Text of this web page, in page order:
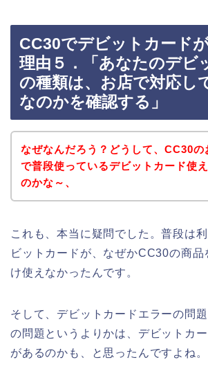
CC30でデビットカード
理由５．「あなたのデビ
の種類は、お店で対応し
なのかを確認する」
なぜなんだろう？どうして、CC30の
で普段使っているデビットカード使
のかな～、
これも、本当に疑問でした。普段は
ビットカードが、なぜかCC30の商品
け使えなかったんです。
そして、デビットカードエラーの問
の問題というよりかは、デビットカ
があるのかも、と思ったんですよね。